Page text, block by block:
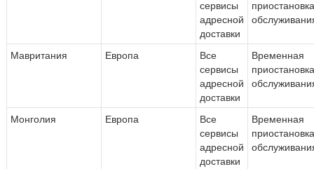
сервисы
адресной
доставки
Мавритания Европа
Все
сервисы
адресной
доставки
Временная
Монголия Европа
Все
сервисы
адресной
доставки
Временная